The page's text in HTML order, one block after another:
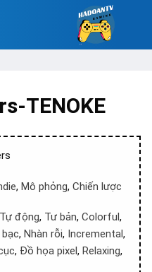
TENOKE
, Mô phỏng, Chiến lược
Tự động, Tư bản, Colorful,
, Nhàn rỗi, Incremental,
, Đồ họa pixel, Relaxing,